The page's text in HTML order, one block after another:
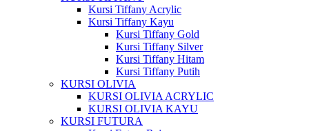
Kursi Tiffany Acrylic
Kursi Tiffany Kayu
Kursi Tiffany Gold
Kursi Tiffany Silver
Kursi Tiffany Hitam
Kursi Tiffany Putih
KURSI OLIVIA
KURSI OLIVIA ACRYLIC
KURSI OLIVIA KAYU
KURSI FUTURA